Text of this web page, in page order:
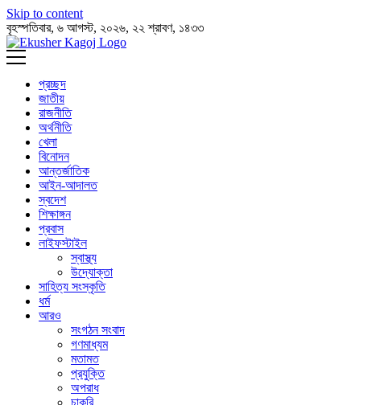
Skip to content
বৃহস্পতিবার, ৬ আগস্ট, ২০২৬, ২২ শ্রাবণ, ১৪৩৩
প্রচ্ছদ
জাতীয়
রাজনীতি
অর্থনীতি
খেলা
বিনোদন
আন্তর্জাতিক
আইন-আদালত
স্বদেশ
শিক্ষাঙ্গন
প্রবাস
লাইফস্টাইল
স্বাস্থ্য
উদ্যোক্তা
সাহিত্য সংস্কৃতি
ধর্ম
আরও
সংগঠন সংবাদ
গণমাধ্যম
মতামত
প্রযুক্তি
অপরাধ
চাকরি